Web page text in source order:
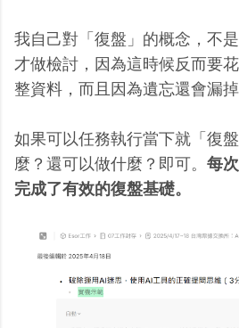
我自己對「復盤」的概念，不
才做檢討，因為這時候反而要
整資料，而且因為遺忘還會漏掉
如果可以任務執行當下就「復
麼？還可以做什麼？即可。 每
完成了有效的復盤基礎。